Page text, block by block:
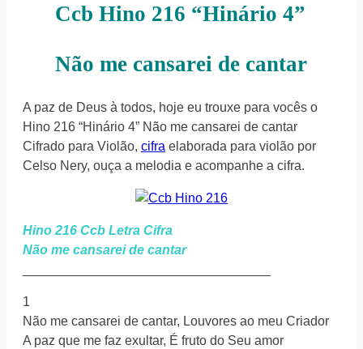
Ccb Hino 216 “Hinário 4”
Não me cansarei de cantar
A paz de Deus à todos, hoje eu trouxe para vocês o
Hino 216 “Hinário 4” Não me cansarei de cantar
Cifrado para Violão, cifra elaborada para violão por
Celso Nery, ouça a melodia e acompanhe a cifra.
Hino 216 Ccb Letra Cifra
Não me cansarei de cantar
1
Não me cansarei de cantar, Louvores ao meu Criador
A paz que me faz exultar, É fruto do Seu amor